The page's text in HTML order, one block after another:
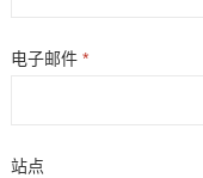
电子邮件 *
站点